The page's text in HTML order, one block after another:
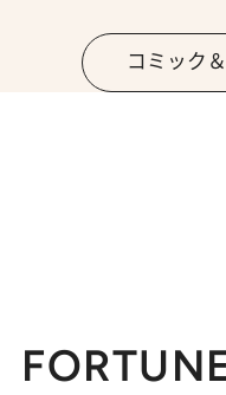
コミック